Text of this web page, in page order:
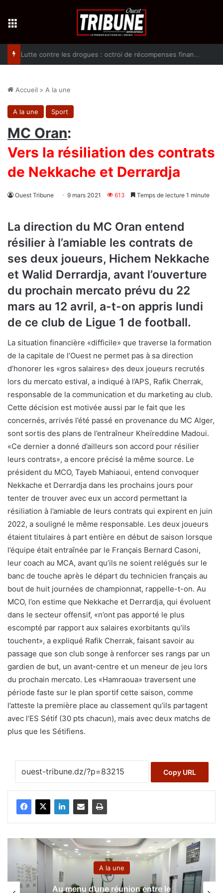
Accueil > A la une
A la une Sport
MC Oran:
Vers la résiliation des contrats
de Nekkache et Derrardja
Ouest Tribune 9 mars 2021 613 Temps de lecture 1 minute
La direction du MC Oran entend
résilier à l’amiable les contrats de
ses deux joueurs, Hichem Nekkache
et Walid Derrardja, avant l’ouverture
du prochain mercato prévu du 22
mars au 12 avril, a-t-on appris lundi
de ce club de Ligue 1 de football.
La situation financière «difficile» que traverse la formation
de la capitale de l’Ouest ne permet pas à sa direction
d’honorer les «gros salaires» des deux joueurs recrutés
lors du mercato estival, a indiqué à l’APS, Rafik Cherrak,
responsable de la communication et du marketing au club.
Cette décision est motivée aussi par le fait que les
concernés, arrivés l’été passé en provenance du MC Alger,
sont sortis des plans de l’entraîneur Kheïreddine Madoui.
«Ce dernier a donné d’ailleurs son accord pour résilier
leurs contrats», a encore précisé la même source. Le
président du MCO, Tayeb Mahiaoui, entend convoquer
Nekkache et Derrardja dans les prochains jours pour
tenter de trouver avec eux un accord permettant la
résiliation à l’amiable de leurs contrats qui expirent en juin
2022, a souligné le même responsable. Les deux joueurs
étaient titulaires à part entière en début de saison lorsque
l’équipe était entraînée par le Français Bernard Casoni,
leur coach au MCA, avant qu’ils ne soient relégués sur le
banc de touche après le départ du technicien français au
bout de huit journées de championnat, rappelle-t-on. Au
MCO, l’on estime que Nekkache et Derrardja, qui évoluent
dans le secteur offensif, «n’ont pas apporté le plus
escompté par rapport aux salaires exorbitants qu’ils
touchent», a expliqué Rafik Cherrak, faisant savoir au
passage que son club songe à renforcer ses rangs par un
gardien de but, un avant-centre et un meneur de jeu lors
du prochain mercato. Les «Hamraoua» traversent une
période faste sur le plan sportif cette saison, comme
l’atteste la première place au classement qu’ils partagent
avec l’ES Sétif (30 pts chacun), mais avec deux matchs de
plus que les Sétifiens.
Copy URL
A la une
Au menu d’une réunion entre le